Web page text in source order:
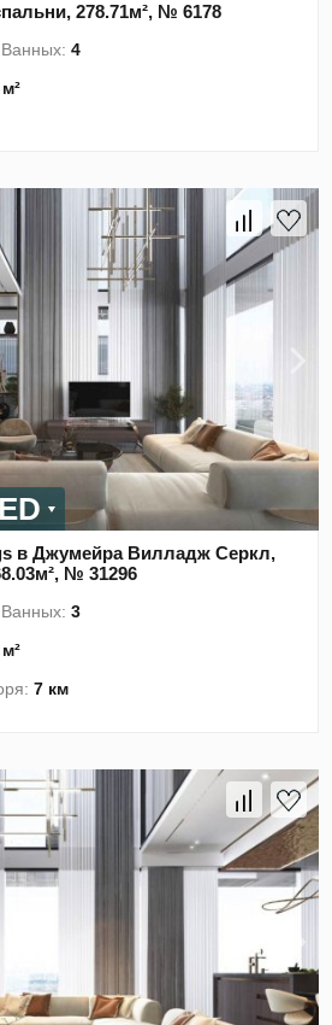
278.71м², № 6178
Ванных:4
в Джумейра Вилладж Серкл,
№ 31296
Ванных:3
7 км